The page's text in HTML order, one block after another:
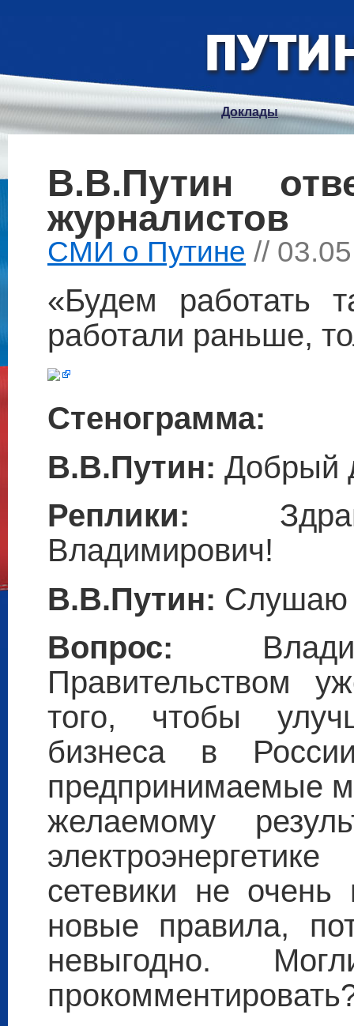
Доклады
В.В.Путин
журналистов
СМИ о Путине //
«Будем работать
работали раньше,
Стенограмма:
В.В.Путин: Добрый
Реплики:
Владимирович!
В.В.Путин: Слушаю
Вопрос:
Правительством
того, чтобы
бизнеса в
предпринимаемые
желаемому
сетевики не очень
новые правила,
невыгодно.